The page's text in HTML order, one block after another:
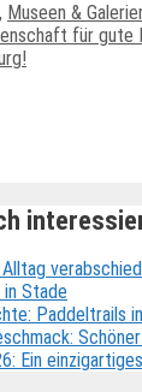
, Museen &
für gute
in Stade
Paddeltrails
Ein